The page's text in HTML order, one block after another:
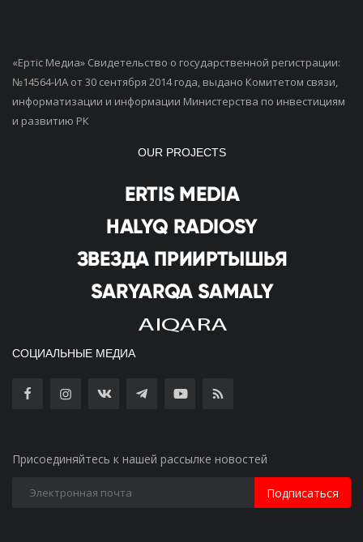
«Ертiс Медиа» Свидетельство о государственной регистрации:
№14564-ИА от 30 сентября 2014 года, выдано Комитетом связи,
информатизации и информации Министерства по инвестициям
и развитию РК
OUR PROJECTS
СОЦИАЛЬНЫЕ МЕДИА
Присоединяйтесь к нашей рассылке новостей
Подписаться